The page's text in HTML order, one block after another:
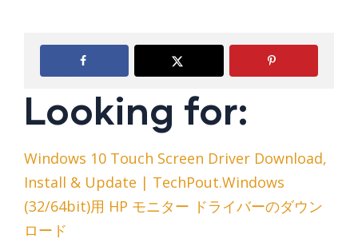
Looking for:
Windows 10 Touch Screen Driver Download,
Install & Update | TechPout.Windows
(32/64bit)用 HP モニター ドライバーのダウン
ロード